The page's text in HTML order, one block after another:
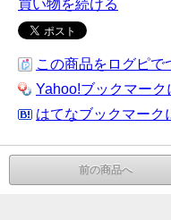
買い物を続ける
この商品をログピで
Yahoo!ブックマーク
はてなブックマーク
前の商品へ